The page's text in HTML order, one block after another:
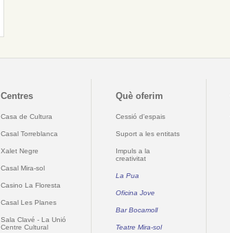
Centres
Casa de Cultura
Casal Torreblanca
Xalet Negre
Casal Mira-sol
Casino La Floresta
Casal Les Planes
Sala Clavé - La Unió
Centre Cultural
Què oferim
Cessió d'espais
Suport a les entitats
Impuls a la
creativitat
La Pua
Oficina Jove
Bar Bocamoll
Teatre Mira-sol